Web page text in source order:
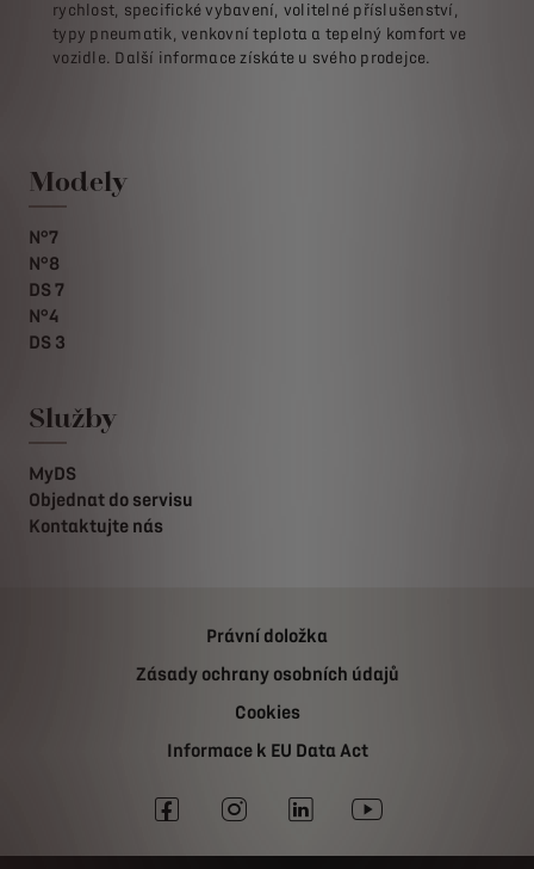
rychlost, specifické vybavení, volitelné příslušenství,
typy pneumatik, venkovní teplota a tepelný komfort ve
vozidle. Další informace získáte u svého prodejce.
Modely
N°7
N°8
DS 7
N°4
DS 3
Služby
MyDS
Objednat do servisu
Kontaktujte nás
Právní doložka
Zásady ochrany osobních údajů
Cookies
Informace k EU Data Act